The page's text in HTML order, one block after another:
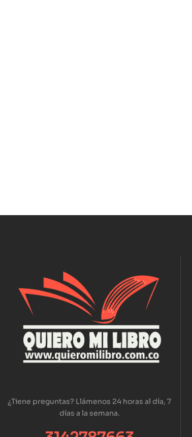
¿Tiene preguntas? Llámenos 24 horas al día, 7
días a la semana.